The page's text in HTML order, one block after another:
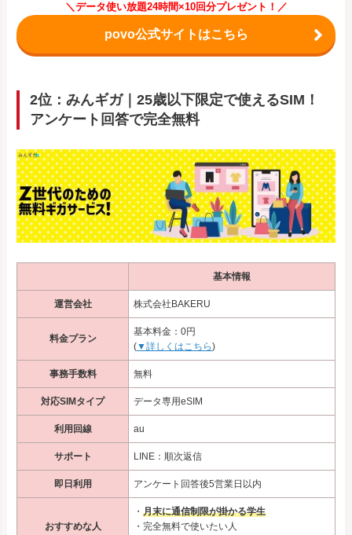
＼データ使い放題24時間×10回分プレゼント！／
povo公式サイトはこちら
2位：みんギガ｜25歳以下限定で使えるSIM！
アンケート回答で完全無料
基本情報
運営会社 株式会社BAKERU
料金プラン
基本料金：0円
(▼詳しくはこちら)
事務手数料 無料
対応SIMタイプ データ専用eSIM
利用回線 au
サポート LINE：順次返信
即日利用 アンケート回答後5営業日以内
おすすめな人
・ 月末に通信制限が掛かる学生
・完全無料で使いたい人